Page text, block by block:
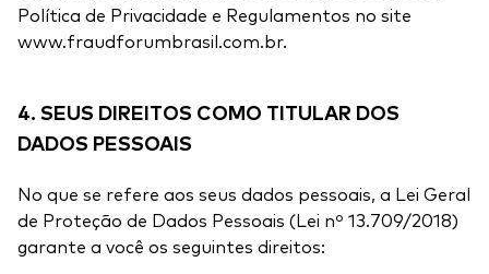
Política de Privacidade e Regulamentos no site
www.fraudforumbrasil.com.br.
4. SEUS DIREITOS COMO TITULAR DOS
DADOS PESSOAIS
No que se refere aos seus dados pessoais, a Lei Geral
de Proteção de Dados Pessoais (Lei nº 13.709/2018)
garante a você os seguintes direitos: